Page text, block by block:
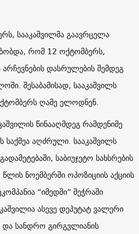
სააკაშვილმა გაავრცელა
რომ 12 ოქტომბერს,
დასრულების შემდეგ
შესაბამისად, სააკაშვილს
ღამე ელოდნენ.
წინააღმდეგ რამდენიმე
აღძრული. სააკაშვილს
საბიუჯეტო სახსრების
ნოემბერში ოპოზიციის აქციის
“იმედში” შეჭრაში
ასევე დეპუტატ ვალერი
და სანდრო გირგვლიანის